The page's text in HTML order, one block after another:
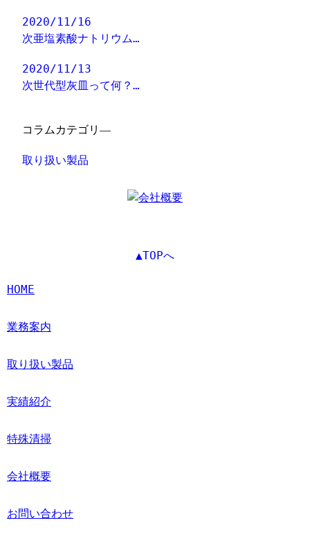
2020/11/16
次亜塩素酸ナトリウム…
2020/11/13
次世代型灰皿って何？…
コラムカテゴリ―
取り扱い製品
▲TOPへ
HOME
業務案内
取り扱い製品
実績紹介
特殊清掃
会社概要
お問い合わせ